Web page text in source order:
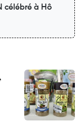
célébré à Hô